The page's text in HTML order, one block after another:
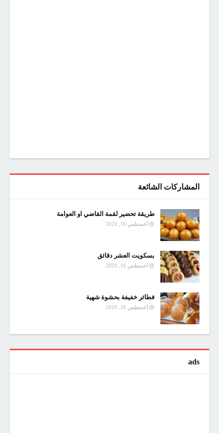
المشاركات الشائعة
طريقة تحضير لقمة القاضي او العوامة
أغسطس 16, 2020
بسكويت العشر دقائق
أغسطس 16, 2020
فطائر خفيفة بحشوة شهية
أغسطس 16, 2020
ads